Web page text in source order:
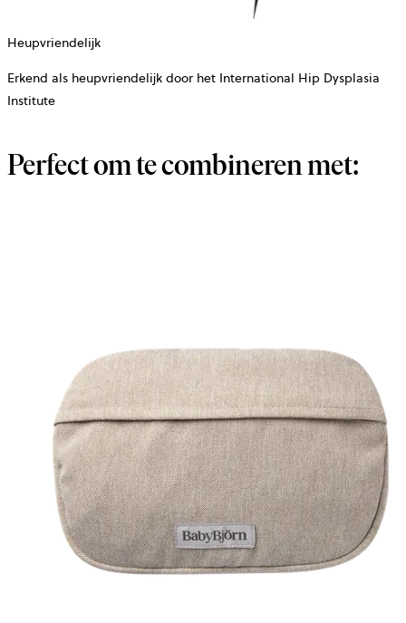
Heupvriendelijk
Erkend als heupvriendelijk door het International Hip Dysplasia
Institute
Perfect om te combineren met: